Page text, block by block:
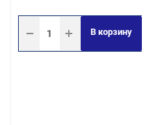
В корзину